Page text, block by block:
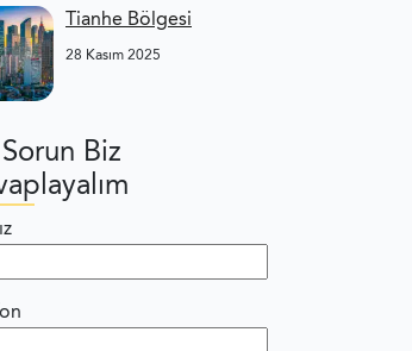
Tianhe Bölgesi
28 Kasım 2025
Biz